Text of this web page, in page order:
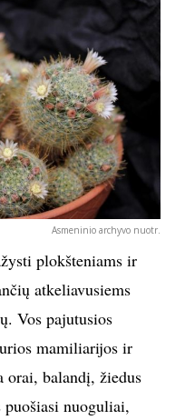
Asmeninio archyvo nuotr.
plokšteniams ir
atkeliavusiems
Vos pajutusios
mamiliarijos ir
orai, balandį, žiedus
nuoguliai,